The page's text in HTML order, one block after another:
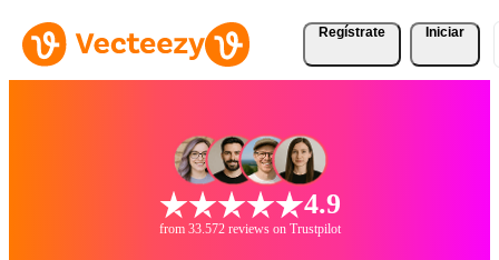
Regístrate Iniciar
4.9
from 33.572 reviews on Trustpilot